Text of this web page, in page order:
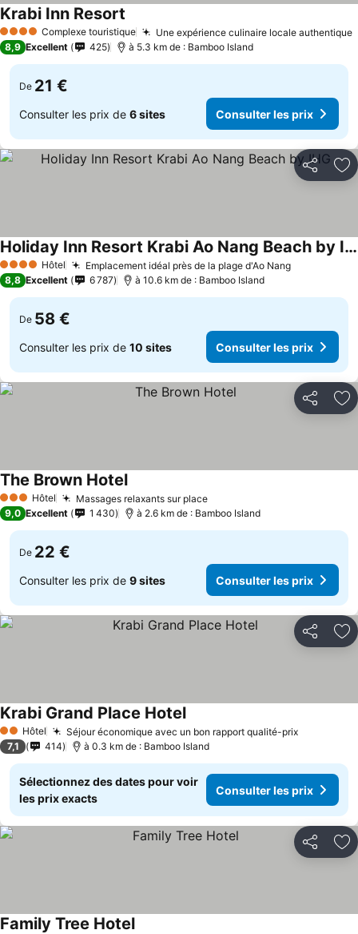
4 Étoiles Complexe touristique Une expérience culinaire locale authentique
Krabi Inn Resort
8,9 Excellent 425 à 5.3 km de : Bamboo Island
De 21 €
Consulter les prix de 6 sites Consulter les prix
Partager
4 Étoiles Hôtel Emplacement idéal près de la plage d'Ao Nang
Holiday Inn Resort Krabi Ao Nang Beach by IHG
8,8 Excellent 6 787 à 10.6 km de : Bamboo Island
De 58 €
Consulter les prix de 10 sites Consulter les prix
Partager
3 ÉtoilesHôtel Massages relaxants sur place
The Brown Hotel
9,0 Excellent 1 430 à 2.6 km de : Bamboo Island
De 22 €
Consulter les prix de 9 sites Consulter les prix
Partager
2 Étoiles
Hôtel Séjour économique avec un bon rapport qualité-prix
Krabi Grand Place Hotel
7,1 414 à 0.3 km de : Bamboo Island
Sélectionnez des dates pour voir
les prix exacts
Consulter les prix
Partager
Family Tree Hotel